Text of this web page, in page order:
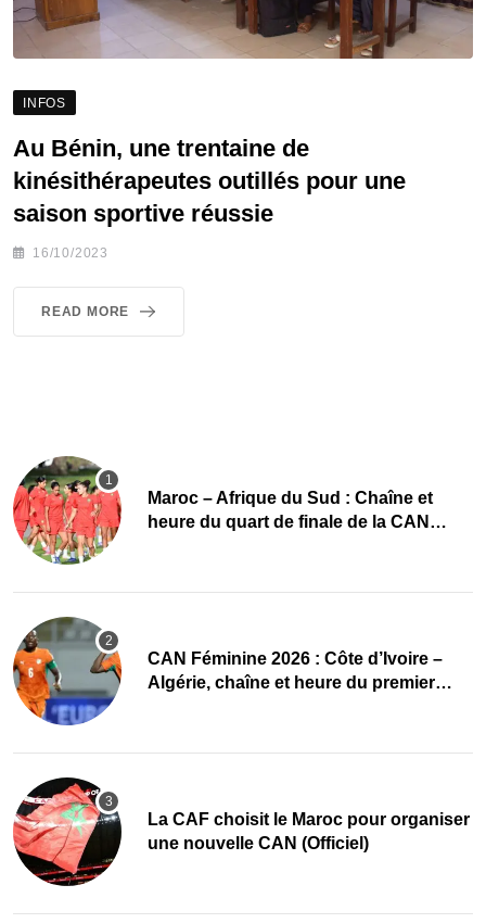
INFOS
Au Bénin, une trentaine de
kinésithérapeutes outillés pour une
saison sportive réussie
16/10/2023
READ MORE
Maroc – Afrique du Sud : Chaîne et
heure du quart de finale de la CAN
CAN Féminine 2026 : Côte d’Ivoire –
Algérie, chaîne et heure du premier
La CAF choisit le Maroc pour organiser
une nouvelle CAN (Officiel)